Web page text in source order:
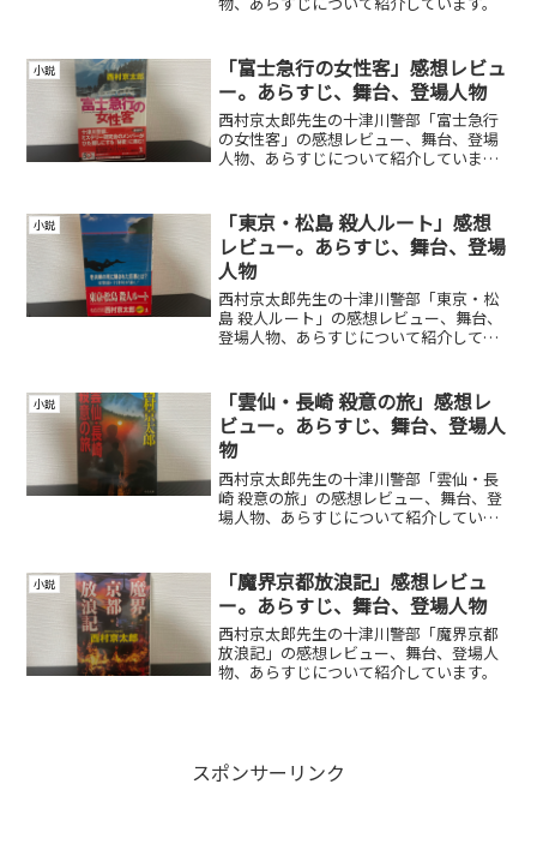
小説
「富士急行の女性客」感想レビュ
ー。あらすじ、舞台、登場人物
西村京太郎先生の十津川警部「富士急行
の女性客」の感想レビュー、舞台、登場
人物、あらすじについて紹介していま
小説
「東京・松島 殺人ルート」感想
レビュー。あらすじ、舞台、登場
人物
西村京太郎先生の十津川警部「東京・松
島 殺人ルート」の感想レビュー、舞台、
登場人物、あらすじについて紹介してい
小説
「雲仙・長崎 殺意の旅」感想レ
ビュー。あらすじ、舞台、登場人
物
西村京太郎先生の十津川警部「雲仙・長
崎 殺意の旅」の感想レビュー、舞台、登
場人物、あらすじについて紹介していま
小説
「魔界京都放浪記」感想レビュ
ー。あらすじ、舞台、登場人物
西村京太郎先生の十津川警部「魔界京都
放浪記」の感想レビュー、舞台、登場人
物、あらすじについて紹介しています。
スポンサーリンク